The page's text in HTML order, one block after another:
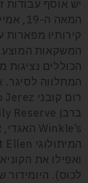
יש אוסף עבודות
המאה
הכוללים
המתלווה לסיגר.
רום קובני Jerez
ברבן Reserve
Winkle’s
המיתולוגי Ellen
ואפילו את
לכוס).